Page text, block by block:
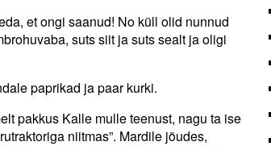
et ongi saanud! No küll olid nunnud
suts siit ja suts sealt ja oligi
paprikad ja paar kurki.
pakkus Kalle mulle teenust, nagu ta ise
niitmas”. Mardile jõudes,